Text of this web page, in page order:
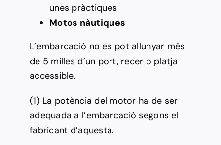
unes pràctiques
Motos nàutiques
L’embarcació no es pot allunyar més
de 5 milles d’un port, recer o platja
accessible.
(1) La potència del motor ha de ser
adequada a l’embarcació segons el
fabricant d’aquesta.